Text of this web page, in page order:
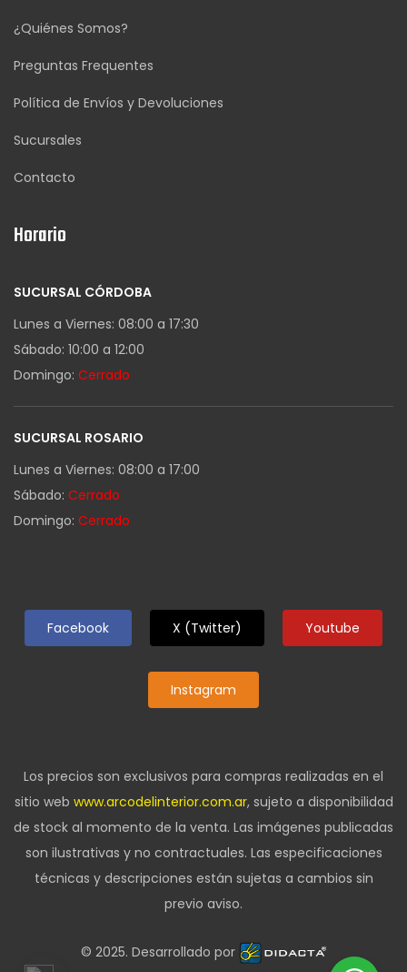
¿Quiénes Somos?
Preguntas Frequentes
Política de Envíos y Devoluciones
Sucursales
Contacto
Horario
SUCURSAL CÓRDOBA
Lunes a Viernes: 08:00 a 17:30
Sábado: 10:00 a 12:00
Domingo: Cerrado
SUCURSAL ROSARIO
Lunes a Viernes: 08:00 a 17:00
Sábado: Cerrado
Domingo: Cerrado
Facebook X (Twitter) Youtube
Instagram
Los precios son exclusivos para compras realizadas en el
sitio web www.arcodelinterior.com.ar, sujeto a disponibilidad
de stock al momento de la venta. Las imágenes publicadas
son ilustrativas y no contractuales. Las especificaciones
técnicas y descripciones están sujetas a cambios sin
previo aviso.
© 2025. Desarrollado por